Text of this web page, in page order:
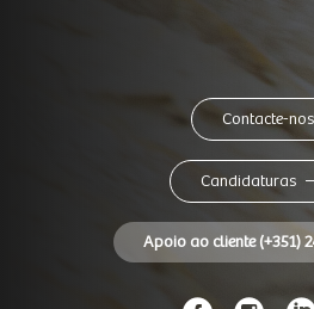
Contacte-nos
Candidaturas
Apoio ao cliente (+351)